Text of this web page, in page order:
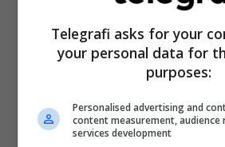
Telegrafi asks for your
your personal data for
purposes:
Personalised advertising and
content measurement, audience
services development